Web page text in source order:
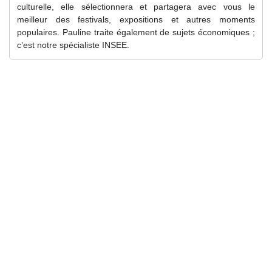
culturelle, elle sélectionnera et partagera avec vous le
meilleur des festivals, expositions et autres moments
populaires. Pauline traite également de sujets économiques ;
c’est notre spécialiste INSEE.